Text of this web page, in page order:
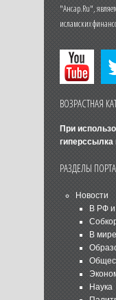
"Ансар.Ru",
исламских
ВОЗРАСТНАЯ
При
гиперссылка
РАЗДЕЛЫ
Новости
В РФ
В мире
Наука